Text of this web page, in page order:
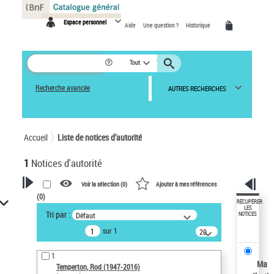
Espace personnel Aide Une question ? Historique
Tout
Recherche avancée AUTRES RECHERCHES
Accueil Liste de notices d’autorité
1 Notices d'autorité
VOTRE RECHERCHE
Recherche avancée dans les
notices d’autorité
Œuvres liées à l'auteur :
Temperton, Rod (1947-2016)
Voir la sélection (0) Ajouter à mes références
(0)
Tri par : Défaut
sur 1
20
résultats/page
1
Temperton, Rod (1947-2016)
RÉCUPÉRER
LES
NOTICES
Ma
Panneau de gestion des cookies